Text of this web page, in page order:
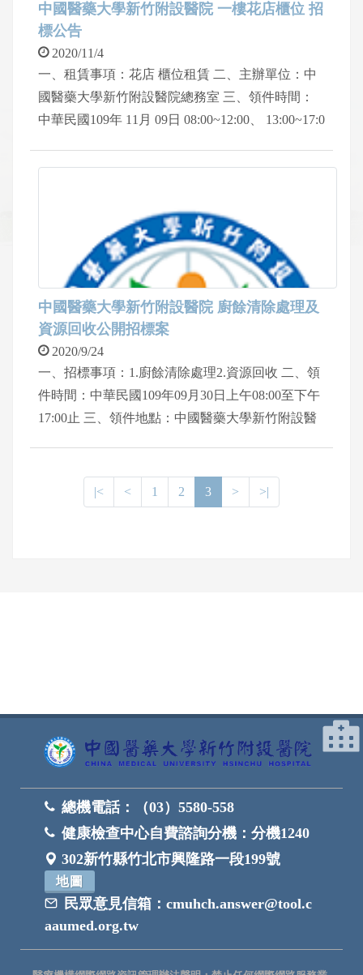
中國醫藥大學新竹附設醫院 一樓花店櫃位 招
標公告
2020/11/4
一、租賃事項：花店 櫃位租賃 二、主辦單位：中
國醫藥大學新竹附設醫院總務室 三、領件時間：
中華民國109年 11月 09日 08:00~12:00、 13:00~17:0
一樓 總務室 五、連絡電話：03-5580558轉 2098蘇
中國醫藥大學新竹附設醫院 廚餘清除處理及
資源回收公開招標案
2020/9/24
一、招標事項：1.廚餘清除處理2.資源回收 二、領
件時間：中華民國109年09月30日上午08:00至下午
17:00止 三、領件地點：中國醫藥大學新竹附設醫
58轉2098 陳先生
|< < 1 2 3 > >|
總機電話：
（03）5580-558
健康檢查中心自費諮詢分機： 分機1240
302新竹縣竹北市興隆路一段199號
地圖
民眾意見信箱： cmuhch.answer@tool.c
aaumed.org.tw